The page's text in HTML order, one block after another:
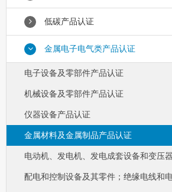
低碳产品认证
金属电子电气类产品认证
电子设备及零部件产品认证
机械设备及零部件产品认证
仪器设备产品认证
金属材料及金属制品产品认证
电动机、发电机、发电成套设备和变压
配电和控制设备及其零件；绝缘电线和